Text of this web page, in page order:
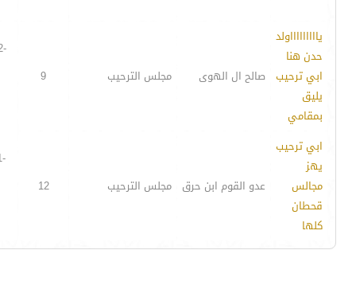
ياااااااااولد
حدن هنا
ابي ترحيب
يليق
بمقامي
صالح ال الهوى مجلس الترحيب 9
ابي ترحيب
يهز
مجالس
قحطان
كلها
عدو القوم ابن حرق مجلس الترحيب 12